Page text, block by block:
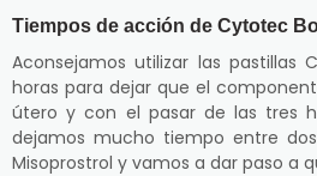
Tiempos de acción de Cytotec
Aconsejamos utilizar las pastillas
horas para dejar que el
útero y con el pasar de las tres
dejamos mucho tiempo entre
Misoprostrol y vamos a dar paso a